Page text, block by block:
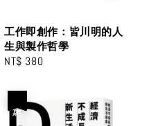
工作即創作：皆川明的人
生與製作哲學
Regular
NT$ 380